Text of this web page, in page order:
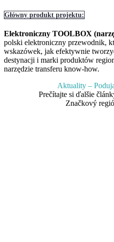
Główny produkt projektu:
Elektroniczny TOOLBOX
polski elektroniczny przewodnik,
wskazówek, jak efektywnie
destynacji i marki produktów
narzędzie transferu know-how.
Aktuality –
Prečítajte si ďalšie
Značkový